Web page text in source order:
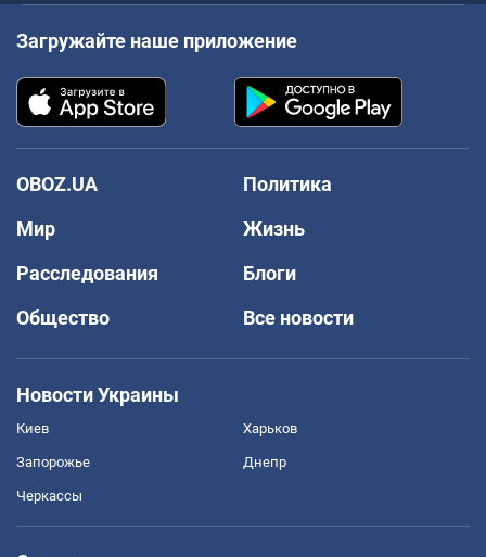
Загружайте наше приложение
OBOZ.UA
Политика
Мир
Жизнь
Расследования
Блоги
Общество
Все новости
Новости Украины
Киев Харьков
Запорожье Днепр
Черкассы